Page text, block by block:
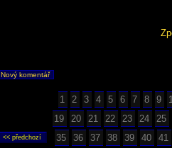
Nový komentář
1 2 3 4 5 6 7 8 9
19
20 21 22 23 24
25
35
36 37 38 39 40
41